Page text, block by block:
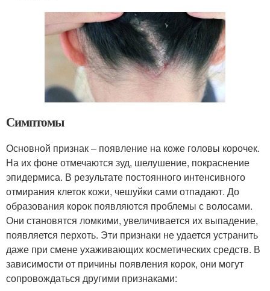
Симптомы
Основной признак – появление на коже головы корочек.
На их фоне отмечаются зуд, шелушение, покраснение
эпидермиса. В результате постоянного интенсивного
отмирания клеток кожи, чешуйки сами отпадают. До
образования корок появляются проблемы с волосами.
Они становятся ломкими, увеличивается их выпадение,
появляется перхоть. Эти признаки не удается устранить
даже при смене ухаживающих косметических средств. В
зависимости от причины появления корок, они могут
сопровождаться другими признаками: